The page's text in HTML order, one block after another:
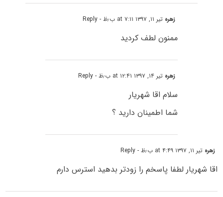
زهره تیر ۱۱, ۱۳۹۷ at ۷:۱۱ ب٫ظ - Reply
ممنون لطف کردید
زهره تیر ۱۴, ۱۳۹۷ at ۱۲:۴۱ ب٫ظ - Reply
سلام اقا شهریار
شما اطمینان دارید ؟
زهره تیر ۱۱, ۱۳۹۷ at ۴:۴۹ ب٫ظ - Reply
اقا شهریار لطفا پاسخم را زودتر بدهید استرس دارم